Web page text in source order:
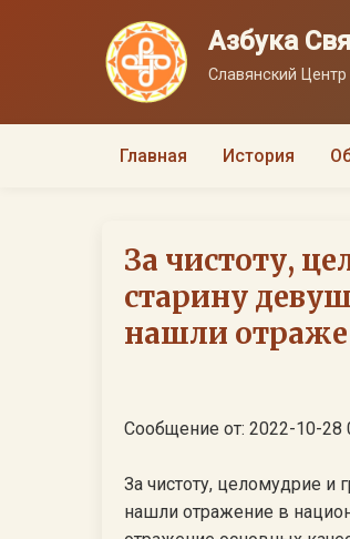
Азбука
Славянский
Главная История
За чистоту,
старину
нашли отраже
Сообщение от: 2022-10-28
За чистоту, целомудрие
нашли отражение в